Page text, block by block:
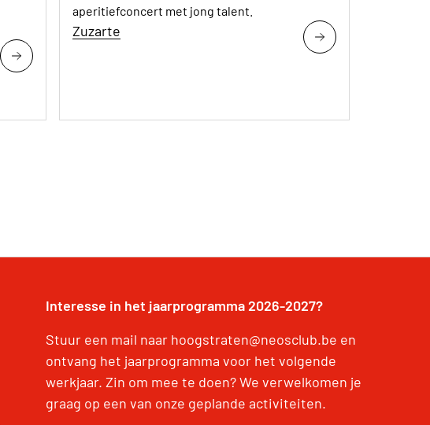
aperitiefconcert met jong talent.
Zuzarte
Interesse in het jaarprogramma 2026-2027?
Stuur een mail naar hoogstraten@neosclub.be en
ontvang het jaarprogramma voor het volgende
werkjaar. Zin om mee te doen? We verwelkomen je
graag op een van onze geplande activiteiten.